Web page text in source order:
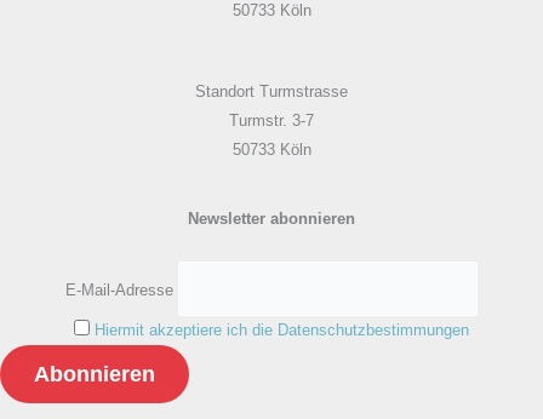
50733 Köln
Standort Turmstrasse
Turmstr. 3-7
50733 Köln
Newsletter abonnieren
E-Mail-Adresse
Hiermit akzeptiere ich die Datenschutzbestimmungen